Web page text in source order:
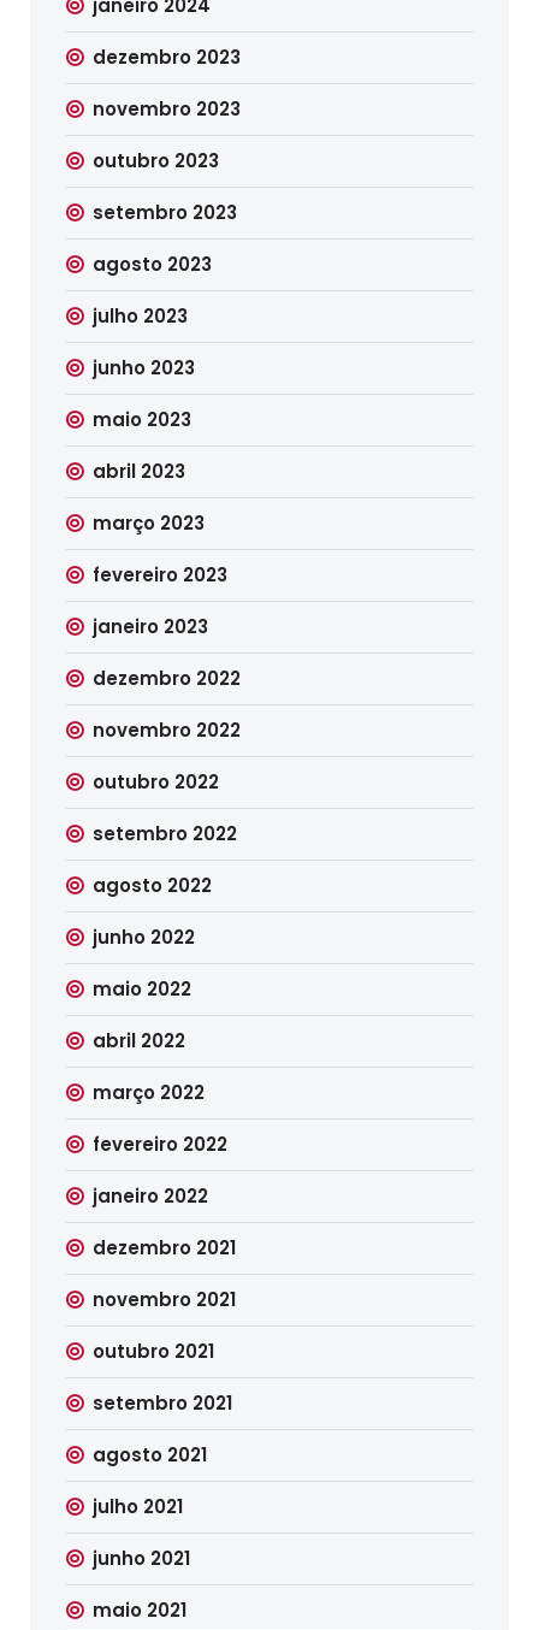
dezembro 2023
novembro 2023
outubro 2023
setembro 2023
agosto 2023
julho 2023
junho 2023
maio 2023
abril 2023
março 2023
fevereiro 2023
janeiro 2023
dezembro 2022
novembro 2022
outubro 2022
setembro 2022
agosto 2022
junho 2022
maio 2022
abril 2022
março 2022
fevereiro 2022
janeiro 2022
dezembro 2021
novembro 2021
outubro 2021
setembro 2021
agosto 2021
julho 2021
junho 2021
maio 2021